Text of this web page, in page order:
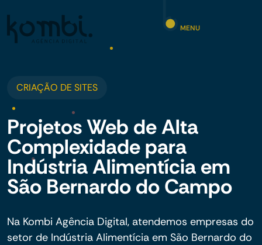
MENU
CRIAÇÃO DE SITES
Projetos Web de Alta
Complexidade para
Indústria Alimentícia em
São Bernardo do Campo
Na Kombi Agência Digital, atendemos empresas do
setor de Indústria Alimentícia em São Bernardo do